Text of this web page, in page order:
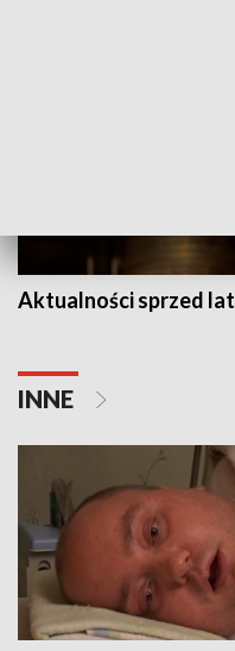
Aktualności sprzed lat
INNE